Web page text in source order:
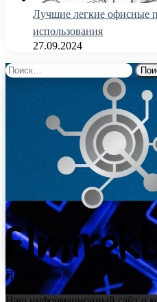
Лучшие легкие офисные
использования
27.09.2024
Найти:
Поделиться